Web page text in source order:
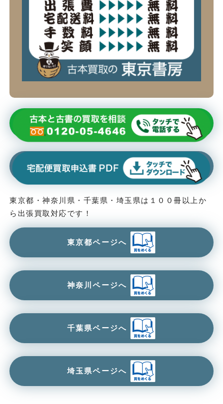
東京都・神奈川県・千葉県・埼玉県は１００冊以上か
ら出張買取対応です！
東京都ページへ
神奈川ページへ
千葉県ページへ
埼玉県ページへ